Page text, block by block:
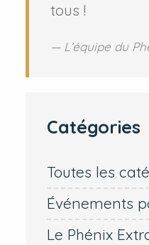
tous !
L’équipe du
Catégories
Toutes les
Événements
Le Phénix